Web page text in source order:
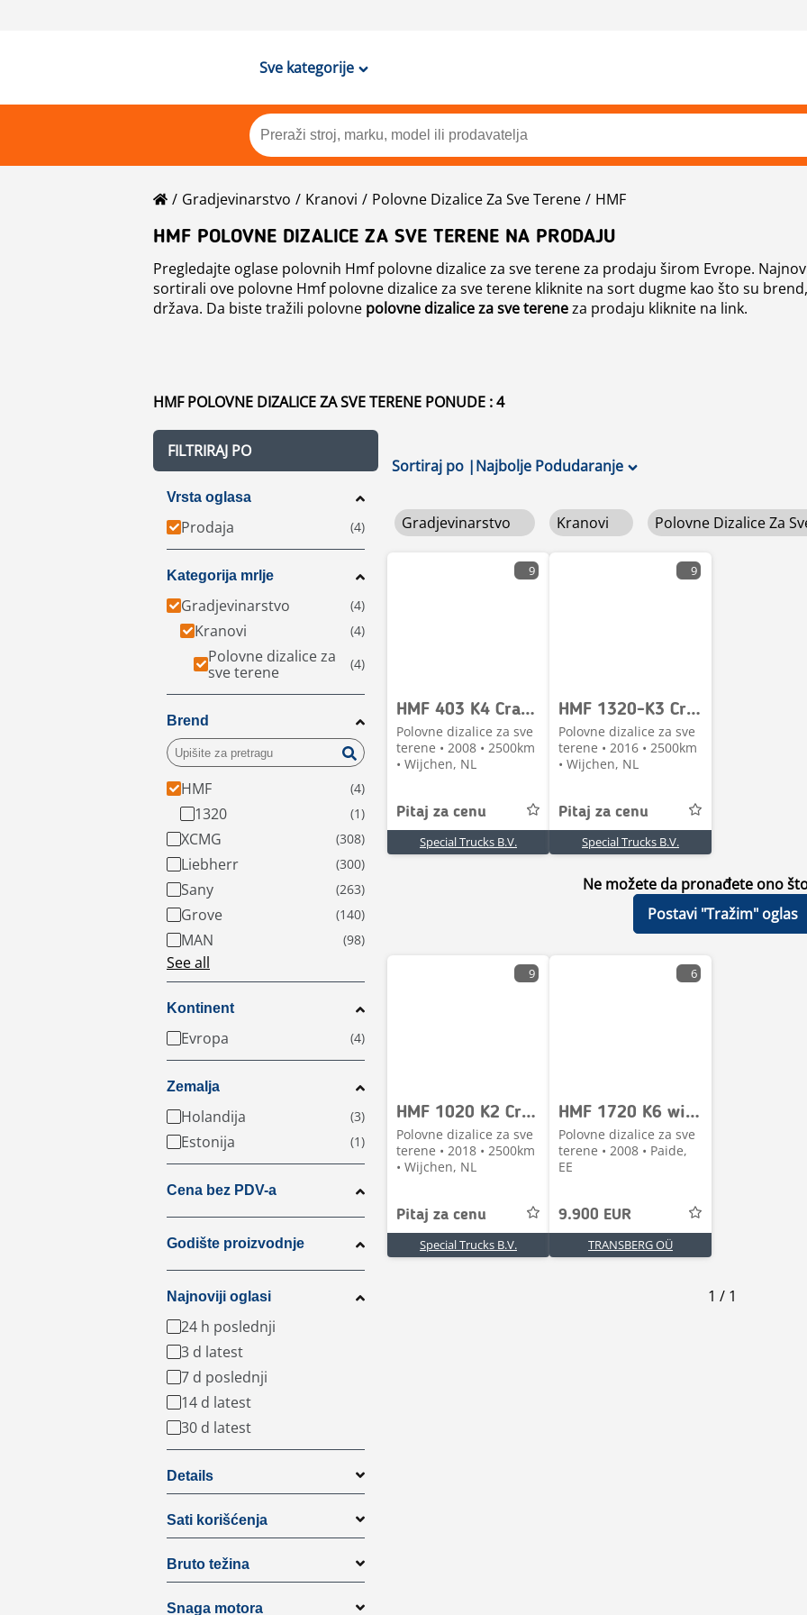
Sve kategorije
Gradjevinarstvo Kranovi Polovne Dizalice Za Sve Terene
HMF
HMF POLOVNE DIZALICE ZA SVE TERENE NA PRODAJU
Pregledajte oglase polovnih Hmf polovne dizalice za sve terene za prodaju širom Evrope.
sortirali ove polovne Hmf polovne dizalice za sve terene kliknite na sort dugme kao što su
država. Da biste tražili polovne polovne dizalice za sve tereneza prodaju kliknite na link.
HMF POLOVNE DIZALICE ZA SVE TERENE PONUDE : 4
FILTRIRAJ PO
Vrsta oglasa
Prodaja
Kategorija mrlje
Gradjevinarstvo
Kranovi
Polovne dizalice za
sve terene
Brend
HMF
1320
XCMG
Liebherr
Sany
Grove
MAN
See all
Kontinent
Evropa
Zemalja
Holandija
Estonija
Cena bez PDV-a
Godište proizvodnje
Najnoviji oglasi
24 h poslednji
3 d latest
7 d poslednji
14 d latest
30 d latest
Details
Sati korišćenja
Bruto težina
Snaga motora
Sortiraj po |Najbolje Podudaranje
Gradjevinarstvo Kranovi Polovne Dizalice Za
9
HMF 403 K4 Crane / Kraan / Autolaadkraan / Ladekrane /
Polovne dizalice za sve
terene • 2008 • 2500km
• Wijchen, NL
Pitaj za cenu
Special Trucks B.V.
9
HMF 1320-K3 Crane / Kraan / Autolaadkraan / Ladekrane
Polovne dizalice za sve
terene • 2016 • 2500km
• Wijchen, NL
Pitaj za cenu
Special Trucks B.V.
Ne možete da pronađete ono
Postavi "Tražim" oglas
9
HMF 1020 K2 Crane / Kraan / Autolaadkraan / Ladekrane
Polovne dizalice za sve
terene • 2018 • 2500km
• Wijchen, NL
Pitaj za cenu
Special Trucks B.V.
6
HMF 1720 K6 with REMOTE CONTROL
Polovne dizalice za sve
terene • 2008 • Paide,
EE
9.900 EUR
TRANSBERG OÜ
1 / 1